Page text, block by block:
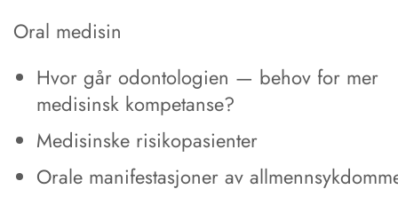
Oral medisin
Hvor går odontologien — behov for mer
medisinsk kompetanse?
Medisinske risikopasienter
Orale manifestasjoner av